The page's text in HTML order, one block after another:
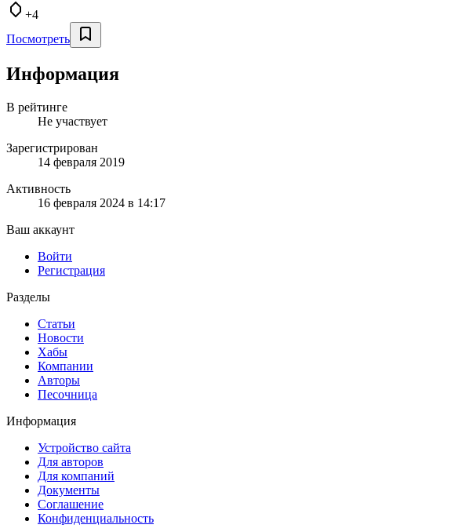
+4
Посмотреть
Информация
В рейтинге
Не участвует
Зарегистрирован
14 февраля 2019
Активность
16 февраля 2024 в 14:17
Ваш аккаунт
Войти
Регистрация
Разделы
Статьи
Новости
Хабы
Компании
Авторы
Песочница
Информация
Устройство сайта
Для авторов
Для компаний
Документы
Соглашение
Конфиденциальность